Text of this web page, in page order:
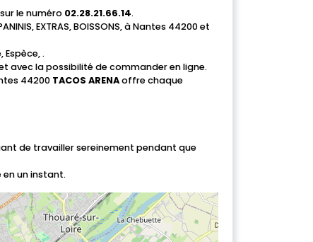
le numéro 02.28.21.66.14.
EXTRAS, BOISSONS, à Nantes 44200 et
.
avec la possibilité de commander en ligne.
44200 TACOS ARENAoffre chaque
de travailler sereinement pendant que
un instant.